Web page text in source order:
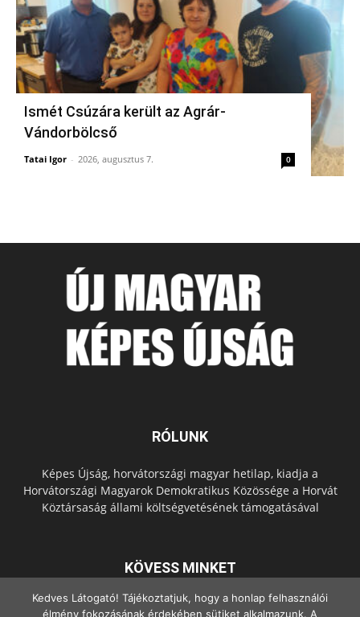
Ismét Csúzára került az Agrár-
Vándorbölcső
Tatai Igor - 2026, augusztus 7. 0
RÓLUNK
Képes Újság, horvátországi magyar hetilap, kiadja a
Horvátországi Magyarok Demokratikus Közössége a Horvát
Köztársaság állami költségvetésének támogatásával
KÖVESS MINKET
Kedves Látogató! Tájékoztatjuk, hogy a honlap felhasználói
élmény fokozásának érdekében sütiket alkalmazunk. A